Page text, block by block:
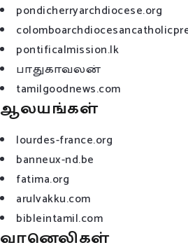
pondicherryarchdiocese.org
pontificalmission.lk
பாதுகாவலன்
tamilgoodnews.com
ஆலயங்கள்
lourdes-france.org
banneux-nd.be
fatima.org
arulvakku.com
bibleintamil.com
வானெலிகள்